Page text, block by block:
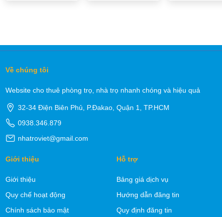
Về chúng tôi
Website cho thuê phòng trọ, nhà trọ nhanh chóng và hiệu quả
32-34 Điện Biên Phủ, P.Đakao, Quận 1, TP.HCM
0938.346.879
nhatroviet@gmail.com
Giới thiệu
Giới thiệu
Quy chế hoạt động
Chính sách bảo mật
Hỗ trợ
Bảng giá dịch vụ
Hướng dẫn đăng tin
Quy định đăng tin